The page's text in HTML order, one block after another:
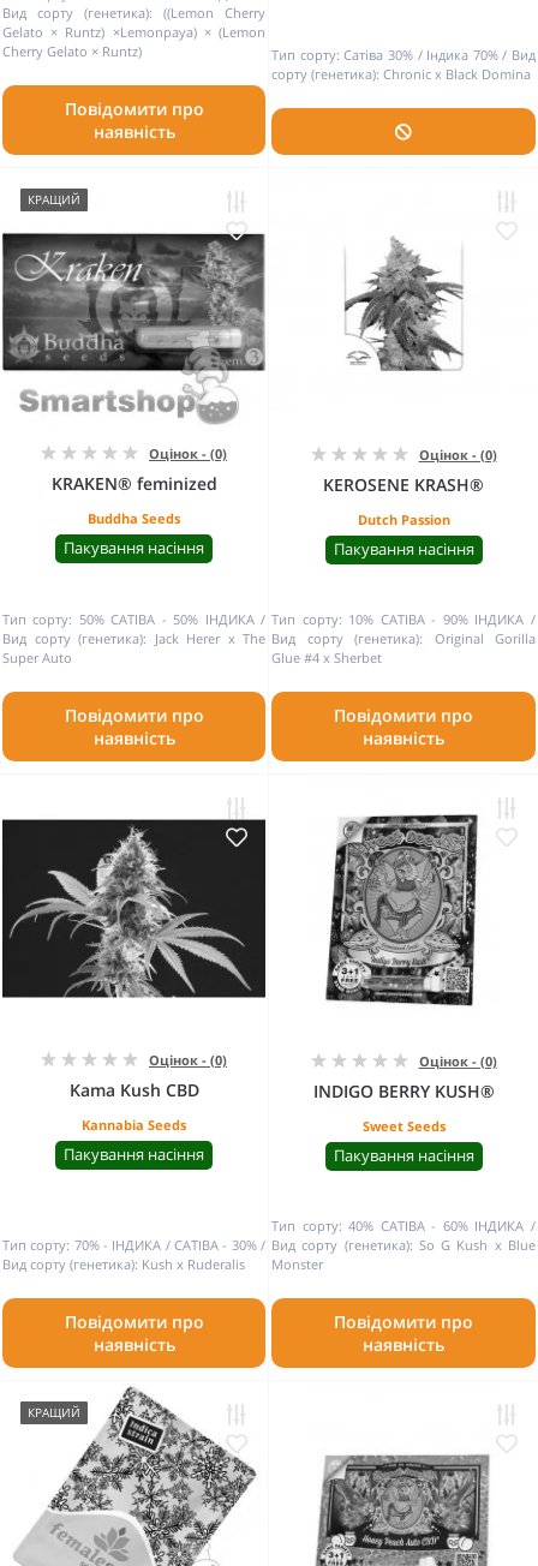
Вид сорту (генетика):
((Lemon Cherry
Gelato × Runtz) ×Lemonpaya) × (Lemon
Cherry Gelato × Runtz)
Повідомити про
наявність
Тип сорту: Сатіва 30% / Індика 70%
Вид
сорту (генетика): Chronic x Black Domina
КРАЩИЙ
Оцінок - (0)
KRAKEN® feminized
Buddha Seeds
Пакування насіння
Тип сорту: 50% САТІВА - 50% ІНДИКА
Вид сорту (генетика): Jack Herer x The
Super Auto
Повідомити про
наявність
Оцінок - (0)
KEROSENE KRASH®
Dutch Passion
Пакування насіння
Тип сорту: 10% САТІВА - 90% ІНДИКА
Вид сорту (генетика):
Original Gorilla
Glue #4 x Sherbet
Повідомити про
наявність
Оцінок - (0)
Kama Kush CBD
Kannabia Seeds
Пакування насіння
Тип сорту: 70% - ІНДИКА / САТІВА - 30%
Вид сорту (генетика): Kush x Ruderalis
Повідомити про
наявність
Оцінок - (0)
INDIGO BERRY KUSH®
Sweet Seeds
Пакування насіння
Тип сорту: 40% САТІВА - 60% ІНДИКА
Вид сорту (генетика): So G Kush х Blue
Monster
Повідомити про
наявність
КРАЩИЙ